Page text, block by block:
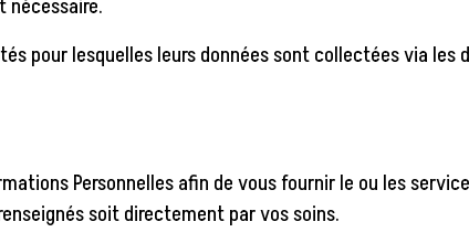
nécessaire.
pour lesquelles leurs données sont collectées via les
Personnelles afin de vous fournir le ou les
soit directement par vos soins.